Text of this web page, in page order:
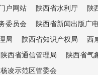
户网站
陕西省水利厅 陕
委员会
陕西省新闻出版广
局
陕西省知识产权局 西
陕西省通信管理局 陕西省气
杨凌示范区管委会